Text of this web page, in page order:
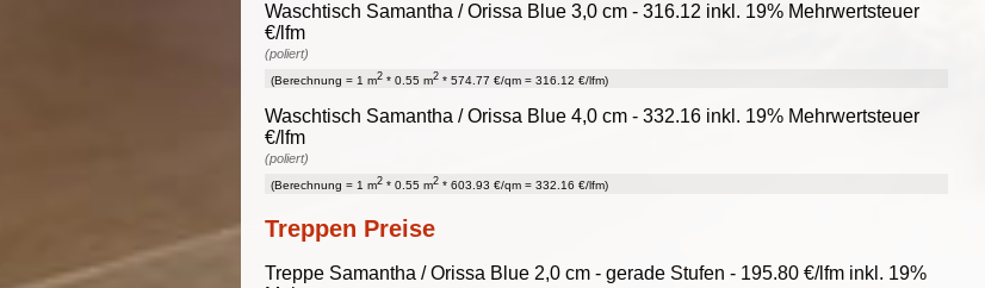
Waschtisch Samantha / Orissa Blue 3,0 cm - 316.12 inkl. 19% Mehrwertsteuer
€/lfm
(poliert)
(Berechnung = 1 m2 * 0.55 m2 * 574.77 €/qm = 316.12 €/lfm)
Waschtisch Samantha / Orissa Blue 4,0 cm - 332.16 inkl. 19% Mehrwertsteuer
€/lfm
(poliert)
(Berechnung = 1 m2 * 0.55 m2 * 603.93 €/qm = 332.16 €/lfm)
Treppen Preise
Treppe Samantha / Orissa Blue 2,0 cm - gerade Stufen - 195.80 €/lfm inkl. 19%